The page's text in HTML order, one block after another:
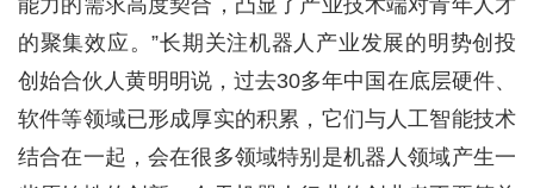
能力的需求高度契合，凸显了产业技术端对青年人才
的聚集效应。”长期关注机器人产业发展的明势创投
创始合伙人黄明明说，过去30多年中国在底层硬件、
软件等领域已形成厚实的积累，它们与人工智能技术
结合在一起，会在很多领域特别是机器人领域产生一